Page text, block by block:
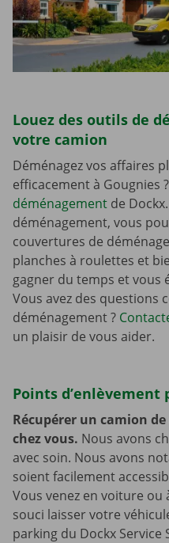
Louez des outils de
votre camion
Déménagez vos affaires
efficacement à Gougnies
déménagement de
déménagement, vous
couvertures de
planches à roulettes et
gagner du temps et vous
Vous avez des questions
déménagement ?
un plaisir de vous aider.
Points d’enlèvement
Récupérer un camion
chez vous. Nous avons
avec soin. Nous avons
soient facilement
Vous venez en voiture ou
souci laisser votre
parking du Dockx